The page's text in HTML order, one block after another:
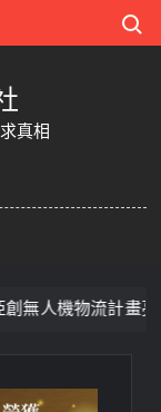
真相
機物流計畫亮相